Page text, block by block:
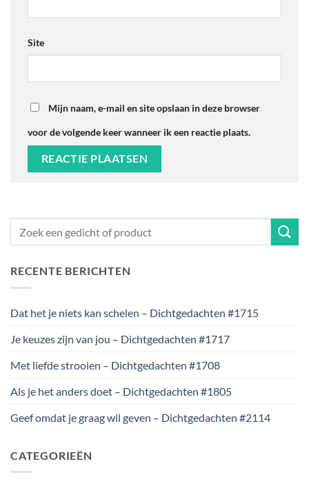
Site
Mijn naam, e-mail en site opslaan in deze browser
voor de volgende keer wanneer ik een reactie plaats.
RECENTE BERICHTEN
Dat het je niets kan schelen – Dichtgedachten #1715
Je keuzes zijn van jou – Dichtgedachten #1717
Met liefde strooien – Dichtgedachten #1708
Als je het anders doet – Dichtgedachten #1805
Geef omdat je graag wil geven – Dichtgedachten #2114
CATEGORIEËN